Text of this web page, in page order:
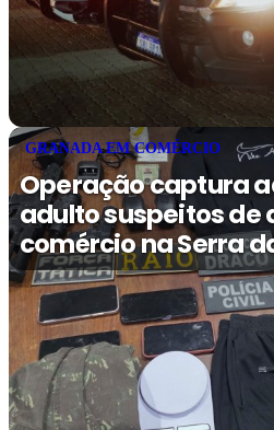
GRANADA EM COMÉRCIO
Operação captura
adulto suspeitos de
comércio na Serra